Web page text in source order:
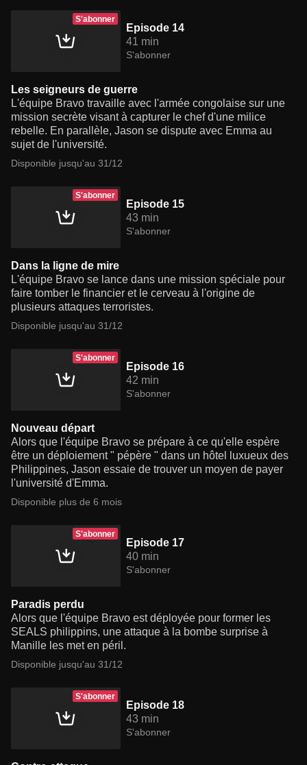
S'abonner
Episode 14
41 min
S'abonner
Les seigneurs de guerre
L'équipe Bravo travaille avec l'armée congolaise sur une
mission secrète visant à capturer le chef d'une milice
rebelle. En parallèle, Jason se dispute avec Emma au
sujet de l'université.
Disponible jusqu'au 31/12
S'abonner
Episode 15
43 min
S'abonner
Dans la ligne de mire
L'équipe Bravo se lance dans une mission spéciale pour
faire tomber le financier et le cerveau à l'origine de
plusieurs attaques terroristes.
Disponible jusqu'au 31/12
S'abonner
Episode 16
42 min
S'abonner
Nouveau départ
Alors que l'équipe Bravo se prépare à ce qu'elle espère
être un déploiement " pépère " dans un hôtel luxueux des
Philippines, Jason essaie de trouver un moyen de payer
l'université d'Emma.
Disponible plus de 6 mois
S'abonner
Episode 17
40 min
S'abonner
Paradis perdu
Alors que l'équipe Bravo est déployée pour former les
SEALS philippins, une attaque à la bombe surprise à
Manille les met en péril.
Disponible jusqu'au 31/12
S'abonner
Episode 18
43 min
S'abonner